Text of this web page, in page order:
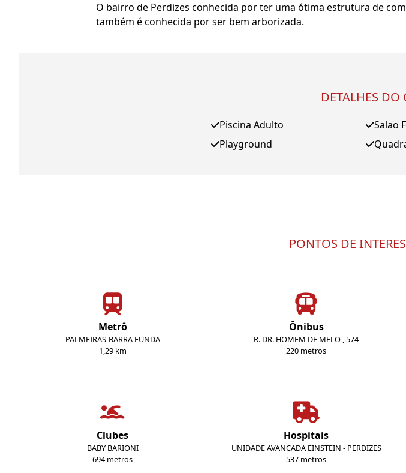
O bairro de Perdizes conhecida por ter uma ótima estrutura de
também é conhecida por ser bem arborizada.
DETALHES
Piscina Adulto
Playground
Salao
PONTOS DE
Metrô
PALMEIRAS-BARRA FUNDA
1,29 km
Ônibus
R. DR. HOMEM DE MELO , 574
220 metros
Clubes
BABY BARIONI
694 metros
Hospitais
UNIDADE AVANCADA EINSTEIN - PERDIZES
537 metros